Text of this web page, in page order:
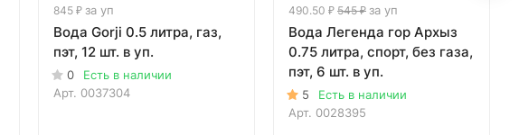
845 ₽ за уп
Вода Gorji 0.5 литра, газ,
пэт, 12 шт. в уп.
0
Есть в наличии
Арт. 0037304
490.50 ₽ 545 ₽ за уп
Вода Легенда гор Архыз
0.75 литра, спорт, без газа,
пэт, 6 шт. в уп.
5
Есть в наличии
Арт. 0028395